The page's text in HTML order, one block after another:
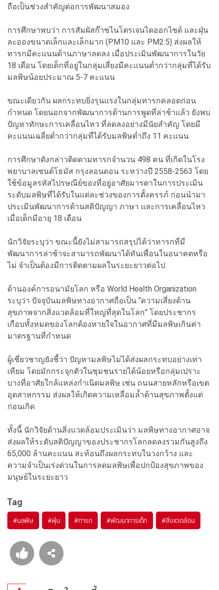
ถือเป็นช่วงสำคัญต่อการพัฒนาสมอง
การศึกษาพบว่า การสัมผัสก๊าซไนโตรเจนไดออกไซด์ และฝุ่น
ละอองขนาดเล็กและเล็กมาก (PM10 และ PM2.5) ส่งผลให้
ทารกมีคะแนนด้านภาษาลดลง เมื่อประเมินพัฒนาการในวัย
18 เดือน โดยเด็กที่อยู่ในกลุ่มเสี่ยงมีคะแนนต่ำกว่ากลุ่มที่ได้รับ
มลพิษน้อยประมาณ 5-7 คะแนน
ขณะเดียวกัน ผลกระทบยิ่งรุนแรงในกลุ่มทารกคลอดก่อน
กำหนด โดยนอกจากพัฒนาการด้านการพูดที่ล่าช้าแล้ว ยังพบ
ปัญหาทักษะการเคลื่อนไหว ที่ลดลงอย่างมีนัยสำคัญ โดยมี
คะแนนเฉลี่ยต่ำกว่ากลุ่มที่ได้รับมลพิษต่ำถึง 11 คะแนน
การศึกษาดังกล่าวติดตามทารกจำนวน 498 คน ที่เกิดในโรง
พยาบาลเซนต์โธมัส กรุงลอนดอน ระหว่างปี 2558-2563 โดย
ใช้ข้อมูลรหัสไปรษณีย์ของที่อยู่อาศัยมารดาในการประเมิน
ระดับมลพิษที่ได้รับในแต่ละช่วงของการตั้งครรภ์ ก่อนนำมา
ประเมินพัฒนาการด้านสติปัญญา ภาษา และการเคลื่อนไหว
เมื่อเด็กมีอายุ 18 เดือน
นักวิจัยระบุว่า ขณะนี้ยังไม่สามารถสรุปได้ว่าทารกที่มี
พัฒนาการล่าช้าจะสามารถพัฒนาได้ทันเพื่อนในอนาคตหรือ
ไม่ จำเป็นต้องมีการติดตามผลในระยะยาวต่อไป
ด้านองค์การอนามัยโลก หรือ World Health Organization
ระบุว่า ปัจจุบันมลพิษทางอากาศถือเป็น “ความเสี่ยงด้าน
สุขภาพจากสิ่งแวดล้อมที่ใหญ่ที่สุดในโลก” โดยประชากร
เกือบทั้งหมดของโลกต้องหายใจในอากาศที่มีมลพิษเกินค่า
มาตรฐานที่กำหนด
ผู้เชี่ยวชาญยังชี้ว่า ปัญหามลพิษไม่ได้ส่งผลกระทบอย่างเท่า
เทียม โดยมักกระจุกตัวในชุมชนรายได้น้อยหรือกลุ่มเปราะ
บางที่อาศัยใกล้แหล่งกำเนิดมลพิษ เช่น ถนนสายหลักหรือเขต
อุตสาหกรรม ส่งผลให้เกิดความเหลื่อมล้ำด้านสุขภาพตั้งแต่
ก่อนเกิด
ทั้งนี้ นักวิจัยด้านสิ่งแวดล้อมประเมินว่า มลพิษทางอากาศอาจ
ส่งผลให้ระดับสติปัญญาของประชากรโลกลดลงรวมกันสูงถึง
65,000 ล้านคะแนน สะท้อนถึงผลกระทบในวงกว้าง และ
ความจำเป็นเร่งด่วนในการลดมลพิษเพื่อปกป้องสุขภาพของ
มนุษย์ในระยะยาว
Tag
#มลพิษ #ฝุ่น #ทารก #พัฒนาการเด็ก #สิ่งแวดล้อม